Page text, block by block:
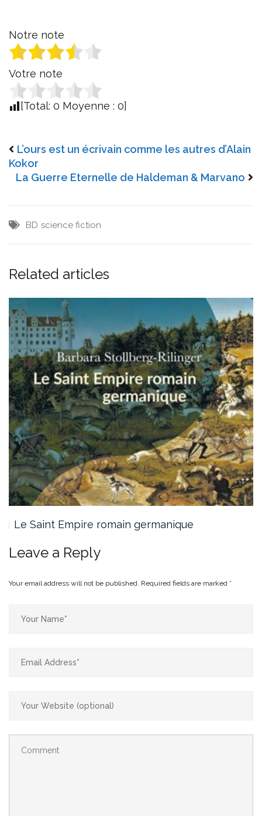
Notre note
Votre note
[Total: 0 Moyenne : 0]
L’ours est un écrivain comme les autres d’Alain
Kokor
La Guerre Eternelle de Haldeman & Marvano
BD science fiction
Related articles
Le Saint Empire romain germanique
Leave a Reply
Your email address will not be published. Required fields are marked *